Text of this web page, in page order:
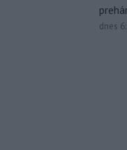
dnes